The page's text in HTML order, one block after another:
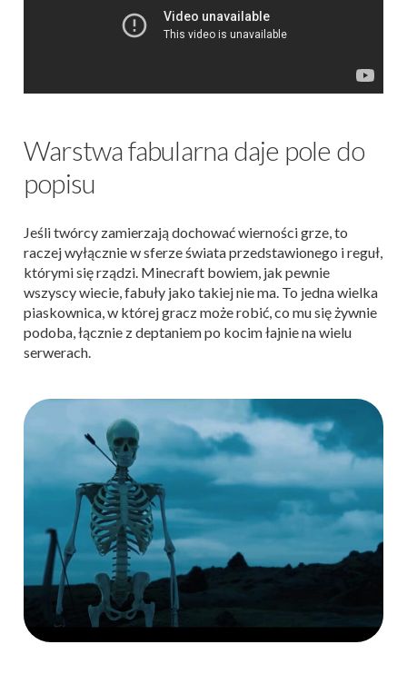
Warstwa fabularna daje pole do
popisu
Jeśli twórcy zamierzają dochować wierności grze, to
raczej wyłącznie w sferze świata przedstawionego i reguł,
którymi się rządzi. Minecraft bowiem, jak pewnie
wszyscy wiecie, fabuły jako takiej nie ma. To jedna wielka
piaskownica, w której gracz może robić, co mu się żywnie
podoba, łącznie z deptaniem po kocim łajnie na wielu
serwerach.